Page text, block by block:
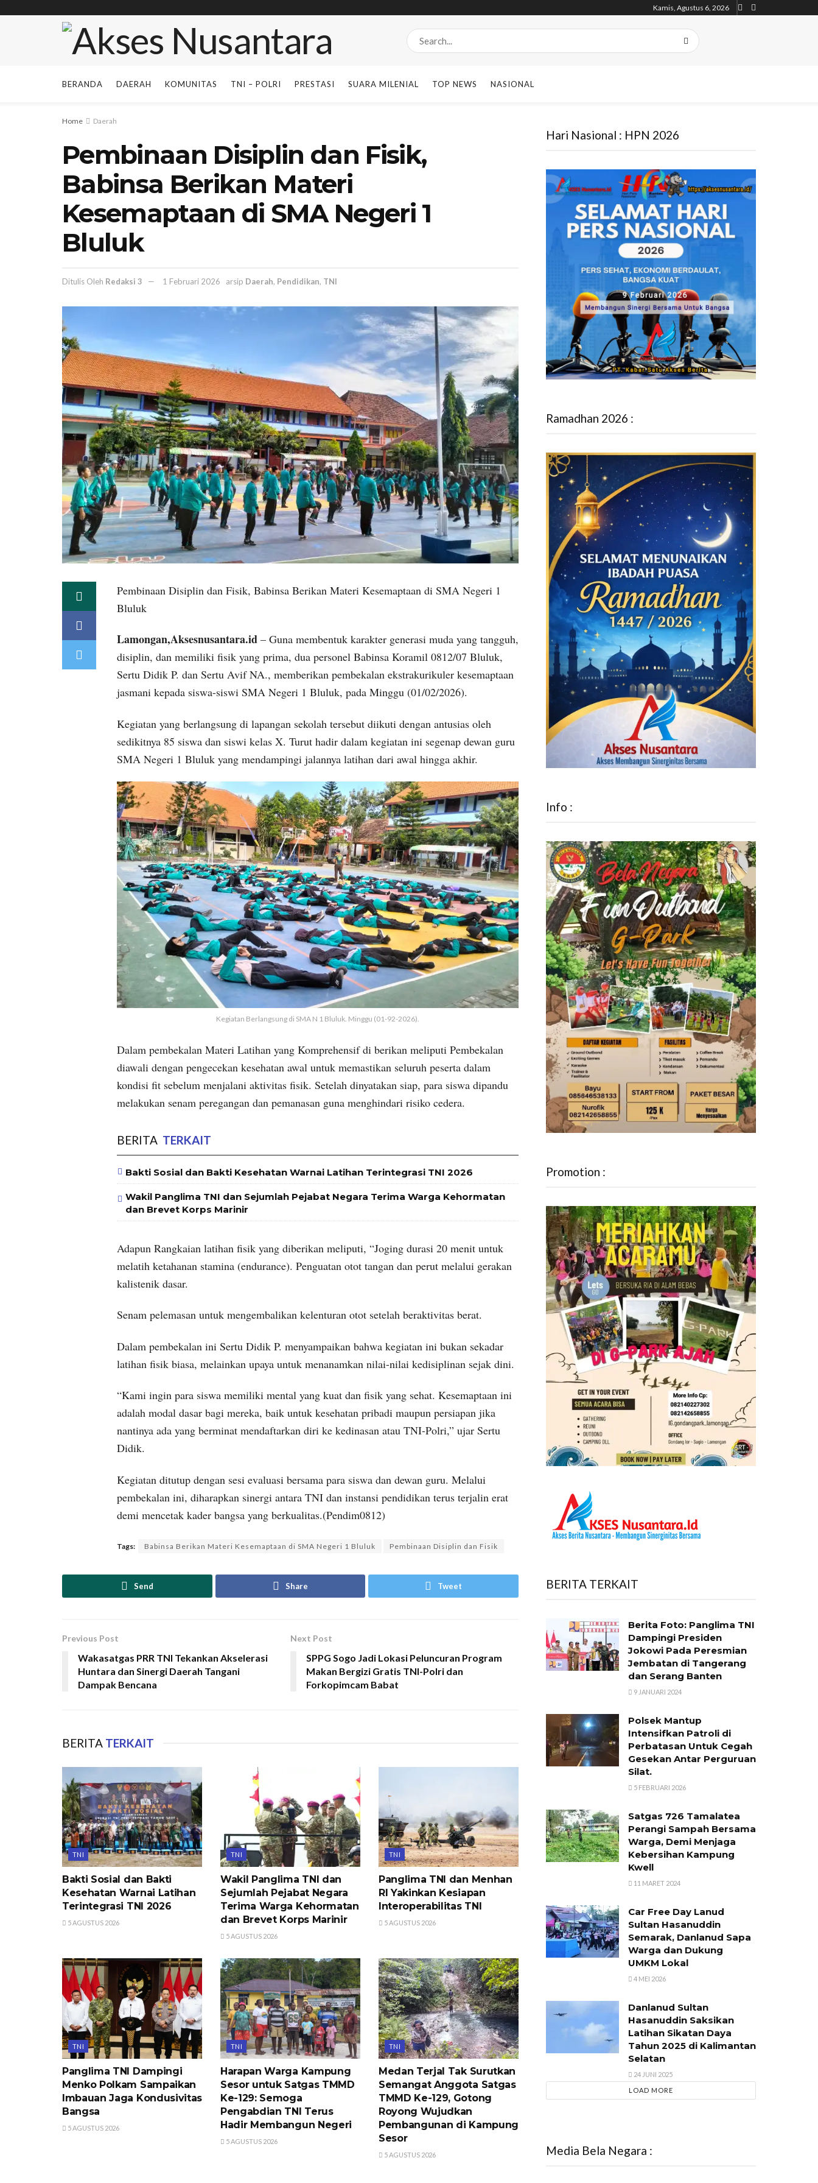
Kamis, Agustus 6, 2026
BERANDA DAERAH KOMUNITAS TNI – POLRI PRESTASI SUARA MILENIAL TOP NEWS NASIONAL
Home Daerah
Pembinaan Disiplin dan Fisik,
Babinsa Berikan Materi
Kesemaptaan di SMA Negeri 1
Bluluk
Ditulis Oleh Redaksi 3 1 Februari 2026 arsip Daerah, Pendidikan, TNI
Pembinaan Disiplin dan Fisik, Babinsa Berikan Materi Kesemaptaan di SMA Negeri 1
Bluluk
Lamongan,Aksesnusantara.id – Guna membentuk karakter generasi muda yang tangguh,
disiplin, dan memiliki fisik yang prima, dua personel Babinsa Koramil 0812/07 Bluluk,
Sertu Didik P. dan Sertu Avif NA., memberikan pembekalan ekstrakurikuler kesemaptaan
jasmani kepada siswa-siswi SMA Negeri 1 Bluluk, pada Minggu (01/02/2026).
Kegiatan yang berlangsung di lapangan sekolah tersebut diikuti dengan antusias oleh
sedikitnya 85 siswa dan siswi kelas X. Turut hadir dalam kegiatan ini segenap dewan guru
SMA Negeri 1 Bluluk yang mendampingi jalannya latihan dari awal hingga akhir.
Kegiatan Berlangsung di SMA N 1 Bluluk. Minggu (01-92-2026).
Dalam pembekalan Materi Latihan yang Komprehensif di berikan meliputi Pembekalan
diawali dengan pengecekan kesehatan awal untuk memastikan seluruh peserta dalam
kondisi fit sebelum menjalani aktivitas fisik. Setelah dinyatakan siap, para siswa dipandu
melakukan senam peregangan dan pemanasan guna menghindari risiko cedera.
BERITA TERKAIT
Bakti Sosial dan Bakti Kesehatan Warnai Latihan Terintegrasi TNI 2026
Wakil Panglima TNI dan Sejumlah Pejabat Negara Terima Warga Kehormatan
dan Brevet Korps Marinir
Adapun Rangkaian latihan fisik yang diberikan meliputi, “Joging durasi 20 menit untuk
melatih ketahanan stamina (endurance). Penguatan otot tangan dan perut melalui gerakan
kalistenik dasar.
Senam pelemasan untuk mengembalikan kelenturan otot setelah beraktivitas berat.
Dalam pembekalan ini Sertu Didik P. menyampaikan bahwa kegiatan ini bukan sekadar
latihan fisik biasa, melainkan upaya untuk menanamkan nilai-nilai kedisiplinan sejak dini.
“Kami ingin para siswa memiliki mental yang kuat dan fisik yang sehat. Kesemaptaan ini
adalah modal dasar bagi mereka, baik untuk kesehatan pribadi maupun persiapan jika
nantinya ada yang berminat mendaftarkan diri ke kedinasan atau TNI-Polri,” ujar Sertu
Didik.
Kegiatan ditutup dengan sesi evaluasi bersama para siswa dan dewan guru. Melalui
pembekalan ini, diharapkan sinergi antara TNI dan instansi pendidikan terus terjalin erat
demi mencetak kader bangsa yang berkualitas.(Pendim0812)
Tags: Babinsa Berikan Materi Kesemaptaan di SMA Negeri 1 Bluluk Pembinaan Disiplin dan Fisik
Send Share Tweet
Previous Post
Wakasatgas PRR TNI Tekankan Akselerasi
Huntara dan Sinergi Daerah Tangani
Dampak Bencana
Next Post
SPPG Sogo Jadi Lokasi Peluncuran Program
Makan Bergizi Gratis TNI-Polri dan
Forkopimcam Babat
BERITA TERKAIT
TNI
Bakti Sosial dan Bakti
Kesehatan Warnai Latihan
Terintegrasi TNI 2026
5 AGUSTUS 2026
TNI
Wakil Panglima TNI dan
Sejumlah Pejabat Negara
Terima Warga Kehormatan
dan Brevet Korps Marinir
5 AGUSTUS 2026
TNI
Panglima TNI dan Menhan
RI Yakinkan Kesiapan
Interoperabilitas TNI
5 AGUSTUS 2026
TNI
Panglima TNI Dampingi
Menko Polkam Sampaikan
Imbauan Jaga Kondusivitas
Bangsa
5 AGUSTUS 2026
TNI
Harapan Warga Kampung
Sesor untuk Satgas TMMD
Ke-129: Semoga
Pengabdian TNI Terus
Hadir Membangun Negeri
5 AGUSTUS 2026
TNI
Medan Terjal Tak Surutkan
Semangat Anggota Satgas
TMMD Ke-129, Gotong
Royong Wujudkan
Pembangunan di Kampung
Sesor
5 AGUSTUS 2026
Hari Nasional : HPN 2026
Ramadhan 2026 :
Info :
Promotion :
BERITA TERKAIT
Berita Foto: Panglima TNI
Dampingi Presiden
Jokowi Pada Peresmian
Jembatan di Tangerang
dan Serang Banten
9 JANUARI 2024
Polsek Mantup
Intensifkan Patroli di
Perbatasan Untuk Cegah
Gesekan Antar Perguruan
Silat.
5 FEBRUARI 2026
Satgas 726 Tamalatea
Perangi Sampah Bersama
Warga, Demi Menjaga
Kebersihan Kampung
Kwell
11 MARET 2024
Car Free Day Lanud
Sultan Hasanuddin
Semarak, Danlanud Sapa
Warga dan Dukung
UMKM Lokal
4 MEI 2026
Danlanud Sultan
Hasanuddin Saksikan
Latihan Sikatan Daya
Tahun 2025 di Kalimantan
Selatan
24 JUNI 2025
LOAD MORE
Media Bela Negara :